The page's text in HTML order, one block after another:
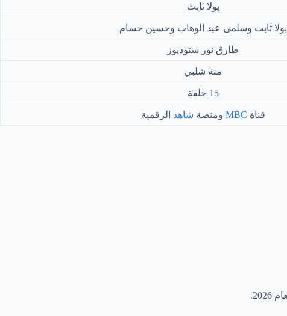
بولا ثابت
بولا ثابت وسلمى عبد الوهاب وحسين حسام
طارق نور ستوديوز
منة شلبي
15 حلقة
قناة MBC ومنصة شاهد الرقمية